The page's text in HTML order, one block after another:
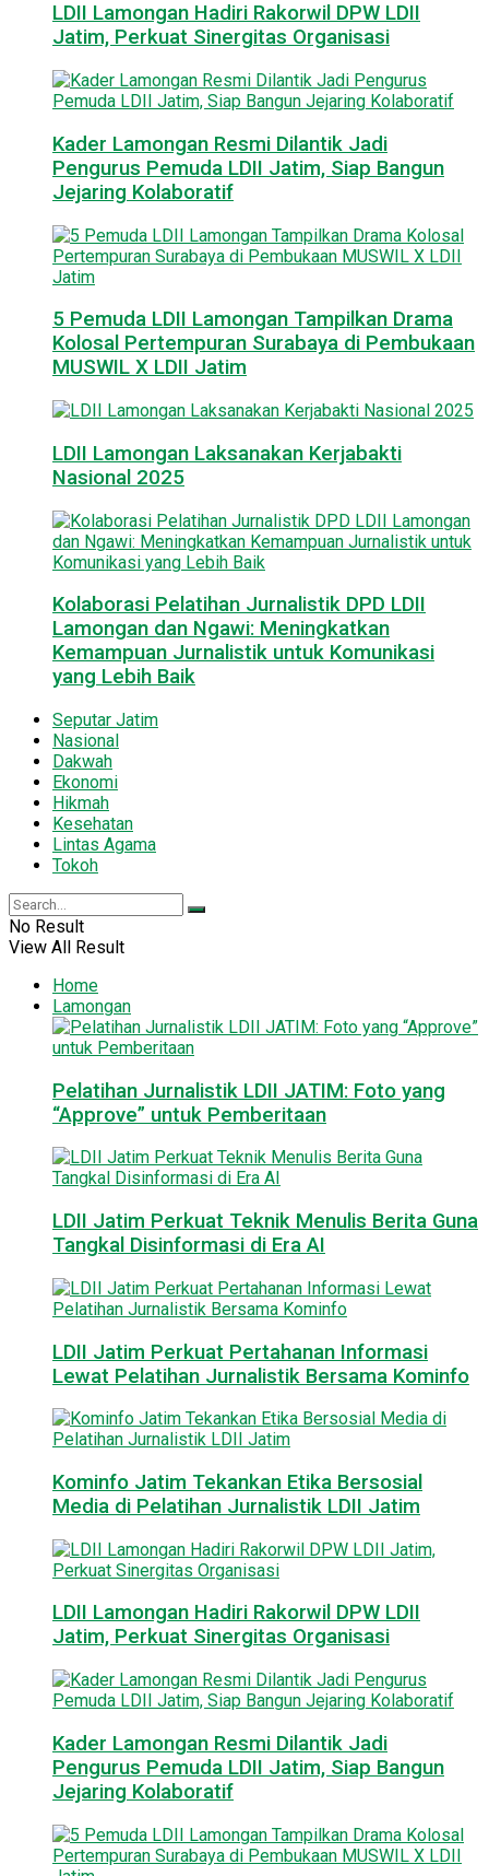
LDII Lamongan Hadiri Rakorwil DPW LDII
Jatim, Perkuat Sinergitas Organisasi
Kader Lamongan Resmi Dilantik Jadi
Pengurus Pemuda LDII Jatim, Siap Bangun
Jejaring Kolaboratif
5 Pemuda LDII Lamongan Tampilkan Drama
Kolosal Pertempuran Surabaya di Pembukaan
MUSWIL X LDII Jatim
LDII Lamongan Laksanakan Kerjabakti
Nasional 2025
Kolaborasi Pelatihan Jurnalistik DPD LDII
Lamongan dan Ngawi: Meningkatkan
Kemampuan Jurnalistik untuk Komunikasi
yang Lebih Baik
Seputar Jatim
Nasional
Dakwah
Ekonomi
Hikmah
Kesehatan
Lintas Agama
Tokoh
No Result
View All Result
Home
Lamongan
Pelatihan Jurnalistik LDII JATIM: Foto yang
“Approve” untuk Pemberitaan
LDII Jatim Perkuat Teknik Menulis Berita Guna
Tangkal Disinformasi di Era AI
LDII Jatim Perkuat Pertahanan Informasi
Lewat Pelatihan Jurnalistik Bersama Kominfo
Kominfo Jatim Tekankan Etika Bersosial
Media di Pelatihan Jurnalistik LDII Jatim
LDII Lamongan Hadiri Rakorwil DPW LDII
Jatim, Perkuat Sinergitas Organisasi
Kader Lamongan Resmi Dilantik Jadi
Pengurus Pemuda LDII Jatim, Siap Bangun
Jejaring Kolaboratif